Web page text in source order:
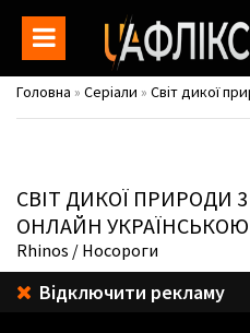
Головна » Серіали » Світ дикої
СВІТ ДИКОЇ ПРИРОДИ
ОНЛАЙН УКРАЇНСЬКОЮ
Rhinos / Носороги
Відключити рекламу